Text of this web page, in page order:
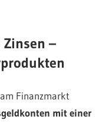
–
Finanzmarkt
mit einer